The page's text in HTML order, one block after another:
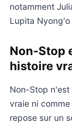
notamment
Lupita
Non-Stop
histoire
Non-Stop
vraie ni
repose sur un